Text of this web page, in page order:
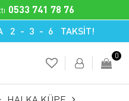
2 - 3 - 6 TAKSİT!
0533 741 78 76
0